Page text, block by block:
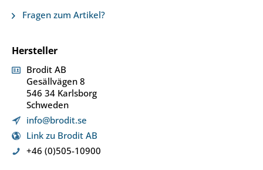
Fragen zum Artikel?
Hersteller
Brodit AB
Gesällvägen 8
546 34 Karlsborg
Schweden
info@brodit.se
Link zu Brodit AB
+46 (0)505-10900